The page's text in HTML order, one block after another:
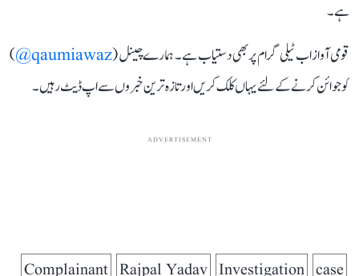
ہے۔
قومی آواز اب ٹیلی گرام پر بھی دستیاب ہے۔ ہمارے چینل (qaumiawaz@
)
کو جوائن کرنے کے لئے یہاں کلک کریں اور تازہ ترین خبروں سے اپ ڈیٹ رہیں۔
ADVERTISEMENT
case
Investigation
Rajpal Yadav
Complainant